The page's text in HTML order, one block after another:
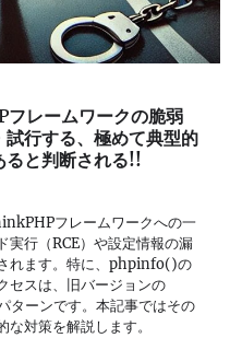
レームワークの脆弱
行する、極めて典型的
と判断される!!
フレームワークへの一
実行（RCE）や設定情報の漏
れます。特に、phpinfo()の
セスは、旧バージョンの
ーンです。本記事ではその
対策を解説します。